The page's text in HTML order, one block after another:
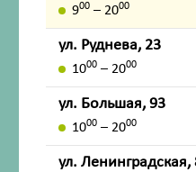
Показания
Противопоказания
Применение при
период грудного
900 – 2000
ул. Руднева, 23
1000 – 2000
ул. Большая, 93
1000 – 2000
ул. Ленинградская,